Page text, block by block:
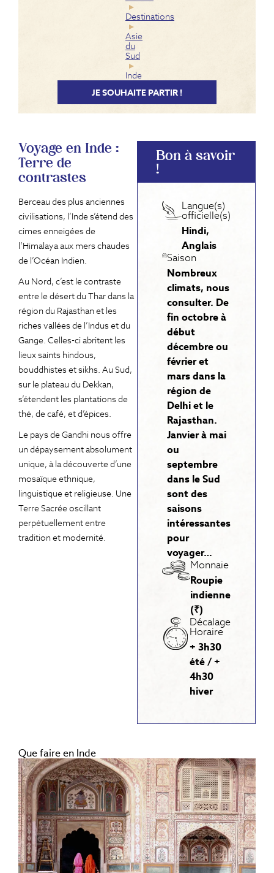
Destinations
Asie
du
Sud
Inde
JE SOUHAITE PARTIR !
Voyage en Inde :
Terre de
contrastes
Berceau des plus anciennes
civilisations, l’Inde s’étend des
cimes enneigées de
l’Himalaya aux mers chaudes
de l’Océan Indien.
Au Nord, c’est le contraste
entre le désert du Thar dans la
région du Rajasthan et les
riches vallées de l’Indus et du
Gange. Celles-ci abritent les
lieux saints hindous,
bouddhistes et sikhs. Au Sud,
sur le plateau du Dekkan,
s’étendent les plantations de
thé, de café, et d’épices.
Le pays de Gandhi nous offre
un dépaysement absolument
unique, à la découverte d’une
mosaïque ethnique,
linguistique et religieuse. Une
Terre Sacrée oscillant
perpétuellement entre
tradition et modernité.
Bon à savoir
!
Langue(s)
officielle(s)
Hindi,
Anglais
Saison
Nombreux
climats, nous
consulter. De
fin octobre à
début
décembre ou
février et
mars dans la
région de
Delhi et le
Rajasthan.
Janvier à mai
ou
septembre
dans le Sud
sont des
saisons
intéressantes
pour
voyager…
Monnaie
Roupie
indienne
(₹)
Décalage
Horaire
+ 3h30
été / +
4h30
hiver
Que faire en Inde